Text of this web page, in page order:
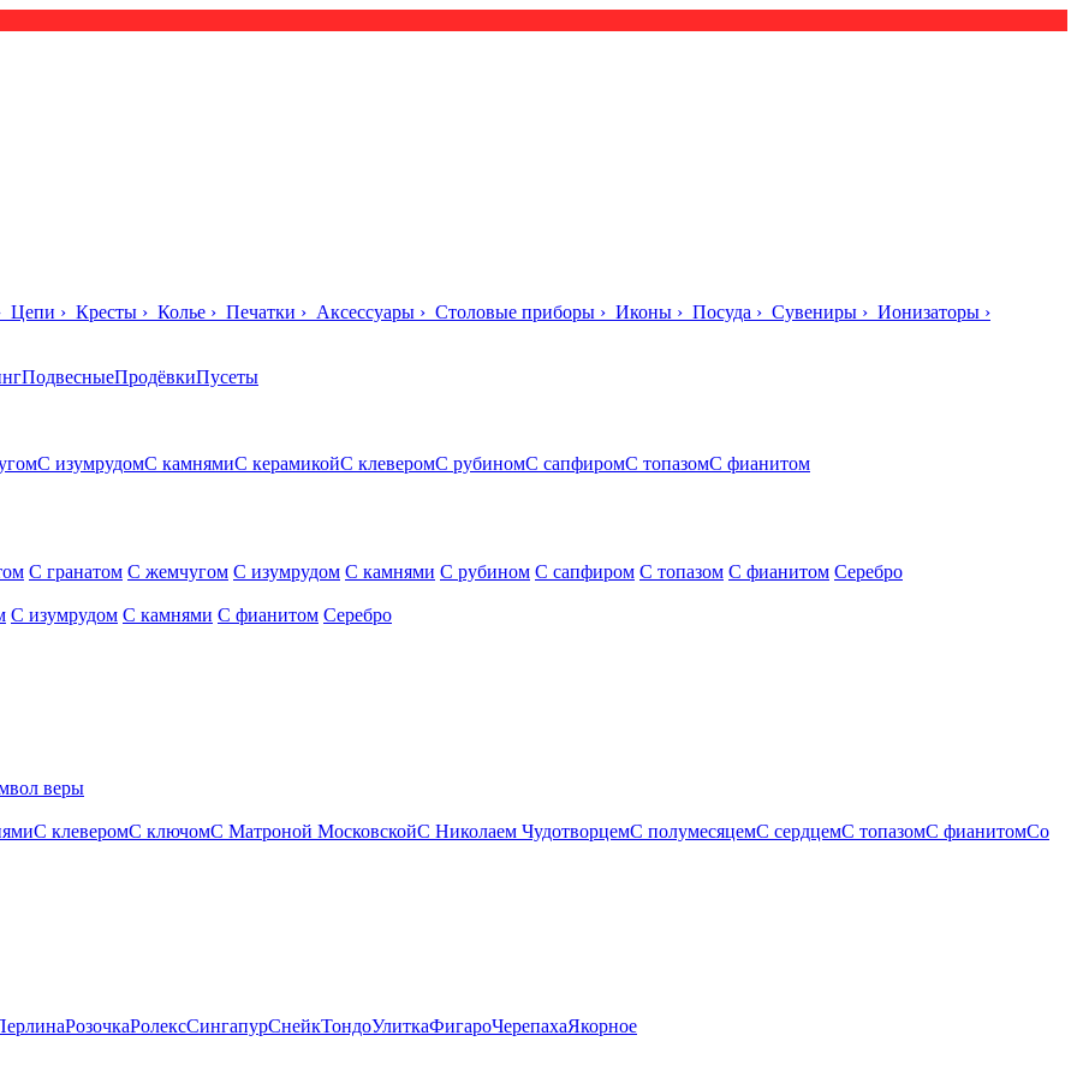
Цепи › Кресты › Колье › Печатки › Аксессуары › Столовые приборы › Иконы › Посуда › Сувениры › Ионизаторы ›
ПодвесныеПродёвкиПусеты
С изумрудомС камнямиС керамикойС клеверомС рубиномС сапфиромС топазомС фианитом
С гранатом С жемчугом С изумрудом С камнями С рубином С сапфиром С топазом С фианитом Серебро
С изумрудом С камнями С фианитом Серебро
веры
С клеверомС ключомС Матроной МосковскойС Николаем ЧудотворцемС полумесяцемС сердцемС топазомС фианитомСо
РозочкаРолексСингапурСнейкТондоУлиткаФигароЧерепахаЯкорное